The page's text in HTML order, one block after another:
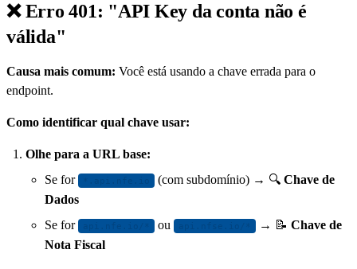
❌ Erro 401: "API Key da conta não é
válida"
Causa mais comum: Você está usando a chave errada para o
endpoint.
Como identificar qual chave usar:
Olhe para a URL base:
Se for
(com subdomínio) → 🔍 Chave de
Dados
Se for
ou → 📝 Chave de
Nota Fiscal